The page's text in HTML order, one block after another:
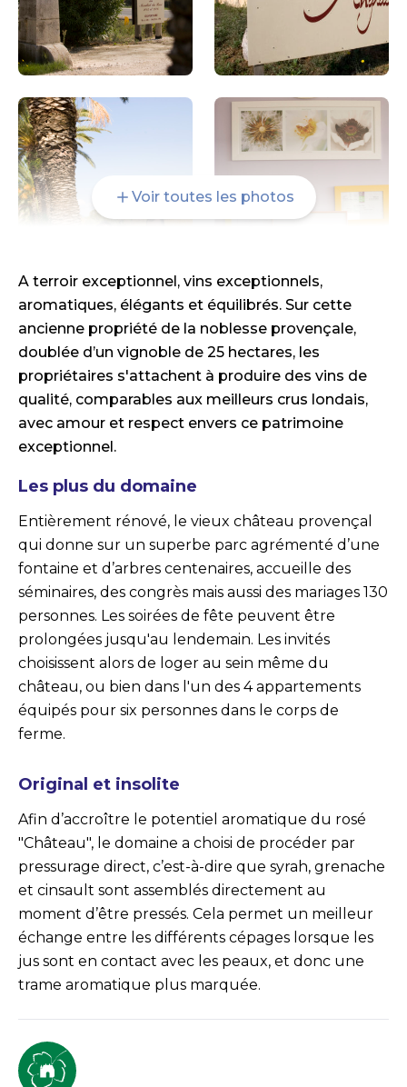
Voir toutes les photos
A terroir exceptionnel, vins exceptionnels,
aromatiques, élégants et équilibrés. Sur cette
ancienne propriété de la noblesse provençale,
doublée d’un vignoble de 25 hectares, les
propriétaires s'attachent à produire des vins de
qualité, comparables aux meilleurs crus londais,
avec amour et respect envers ce patrimoine
exceptionnel.
Les plus du domaine
Entièrement rénové, le vieux château provençal
qui donne sur un superbe parc agrémenté d’une
fontaine et d’arbres centenaires, accueille des
séminaires, des congrès mais aussi des mariages 130
personnes. Les soirées de fête peuvent être
prolongées jusqu'au lendemain. Les invités
choisissent alors de loger au sein même du
château, ou bien dans l'un des 4 appartements
équipés pour six personnes dans le corps de
ferme.
Original et insolite
Afin d’accroître le potentiel aromatique du rosé
"Château", le domaine a choisi de procéder par
pressurage direct, c’est-à-dire que syrah, grenache
et cinsault sont assemblés directement au
moment d’être pressés. Cela permet un meilleur
échange entre les différents cépages lorsque les
jus sont en contact avec les peaux, et donc une
trame aromatique plus marquée.